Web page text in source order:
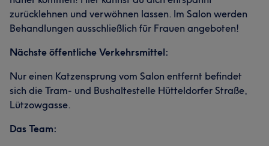
zurücklehnen und verwöhnen lassen. Im Salon werden
Behandlungen ausschließlich für Frauen angeboten!
Nächste öffentliche Verkehrsmittel:
Nur einen Katzensprung vom Salon entfernt befindet
sich die Tram- und Bushaltestelle Hütteldorfer Straße,
Lützowgasse.
Das Team: